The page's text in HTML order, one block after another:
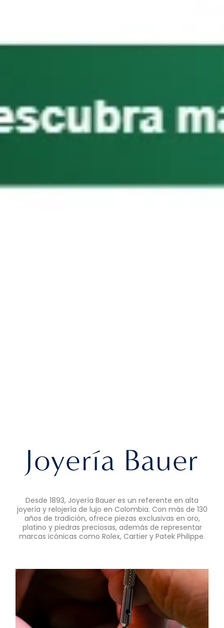
Joyería Bauer​
Desde 1893, Joyería Bauer es un referente en alta
joyería y relojería de lujo en Colombia. Con más de 130
años de tradición, ofrece piezas exclusivas en oro,
platino y piedras preciosas, además de representar
marcas icónicas como Rolex, Cartier y Patek Philippe.